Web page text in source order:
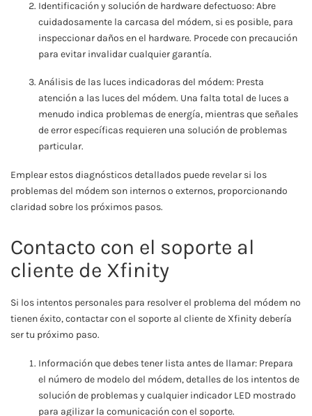
Identificación y solución de hardware defectuoso: Abre
cuidadosamente la carcasa del módem, si es posible, para
inspeccionar daños en el hardware. Procede con precaución
para evitar invalidar cualquier garantía.
Análisis de las luces indicadoras del módem: Presta
atención a las luces del módem. Una falta total de luces a
menudo indica problemas de energía, mientras que señales
de error específicas requieren una solución de problemas
particular.
Emplear estos diagnósticos detallados puede revelar si los
problemas del módem son internos o externos, proporcionando
claridad sobre los próximos pasos.
Contacto con el soporte al
cliente de Xfinity
Si los intentos personales para resolver el problema del módem no
tienen éxito, contactar con el soporte al cliente de Xfinity debería
ser tu próximo paso.
Información que debes tener lista antes de llamar: Prepara
el número de modelo del módem, detalles de los intentos de
solución de problemas y cualquier indicador LED mostrado
para agilizar la comunicación con el soporte.